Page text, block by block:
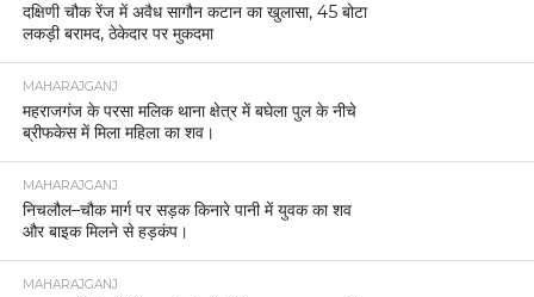
दक्षिणी चौक रेंज में अवैध सागौन कटान का खुलासा, 45 बोटा
लकड़ी बरामद, ठेकेदार पर मुकदमा
MAHARAJGANJ
महराजगंज के परसा मलिक थाना क्षेत्र में बघेला पुल के नीचे
ब्रीफकेस में मिला महिला का शव।
MAHARAJGANJ
निचलौल–चौक मार्ग पर सड़क किनारे पानी में युवक का शव
और बाइक मिलने से हड़कंप।
MAHARAJGANJ